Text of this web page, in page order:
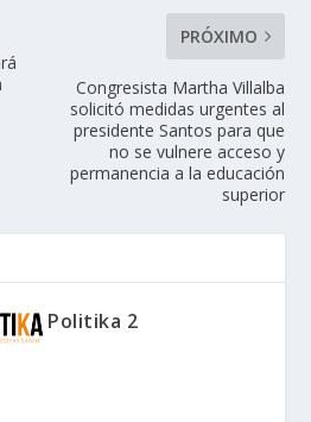
PRÓXIMO
Congresista Martha Villalba
solicitó medidas urgentes al
presidente Santos para que
no se vulnere acceso y
permanencia a la educación
superior
Politika 2